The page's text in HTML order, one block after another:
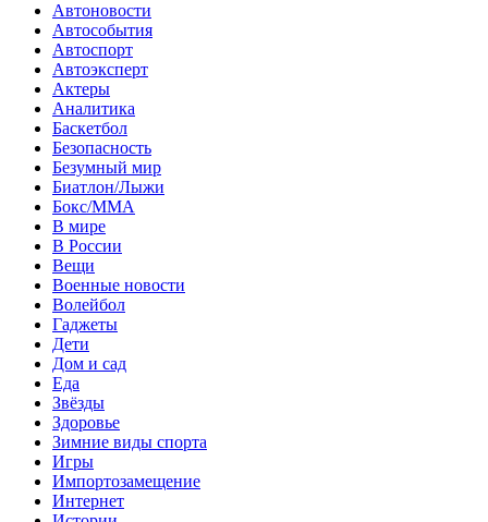
Автоновости
Автособытия
Автоспорт
Автоэксперт
Актеры
Аналитика
Баскетбол
Безопасность
Безумный мир
Биатлон/Лыжи
Бокс/MMA
В мире
В России
Вещи
Военные новости
Волейбол
Гаджеты
Дети
Дом и сад
Еда
Звёзды
Здоровье
Зимние виды спорта
Игры
Импортозамещение
Интернет